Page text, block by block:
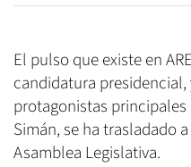
El pulso que existe en
candidatura
protagonistas principales
Simán, se ha trasladado
Asamblea Legislativa.